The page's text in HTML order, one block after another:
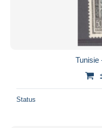
Tunisie
Status